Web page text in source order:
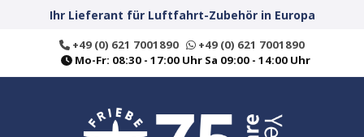
springenIhr Lieferant für Luftfahrt-Zubehör in Europa
+49 (0) 621 7001890
+49 (0) 621 7001890
Mo-Fr: 08:30 - 17:00 Uhr Sa 09:00 - 14:00 Uhr